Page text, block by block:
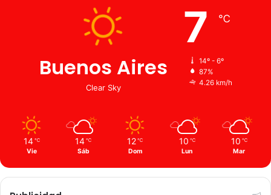
Buenos Aires
Clear Sky
7 ℃
14º - 6º
87%
4.26 km/h
14 ℃
Vie
14 ℃
Sáb
12 ℃
Dom
10 ℃
Lun
10 ℃
Mar